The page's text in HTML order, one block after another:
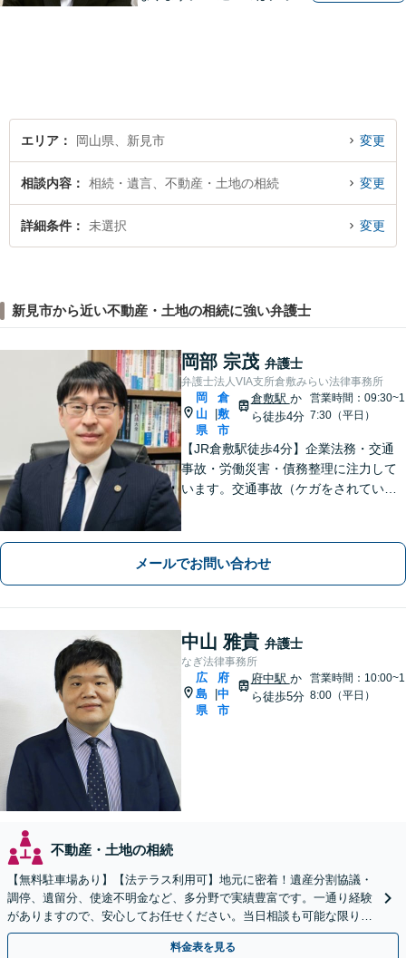
エリア
岡山県、新見市 変更
相談内容 相続・遺言、不動産・土地の相続 変更
詳細条件 未選択 変更
新見市から近い不動産・土地の相続に強い弁護士
岡部 宗茂 弁護士
弁護士法人VIA支所倉敷みらい法律事務所
岡
山
県
倉
敷
市
倉敷駅 か
ら徒歩4分
営業時間：09:30~1
7:30（平日）
【JR倉敷駅徒歩4分】企業法務・交通
事故・労働災害・債務整理に注力して
います。交通事故（ケガをされている
ご紹介がある場合の事業者相談は初回
無料です。
メールでお問い合わせ
中山 雅貴 弁護士
なぎ法律事務所
広
島
県
府
中
市
府中駅 か
ら徒歩5分
営業時間：10:00~1
8:00（平日）
不動産・土地の相続
【無料駐車場あり】【法テラス利用可】地元に密着！遺産分割協議・
調停、遺留分、使途不明金など、多分野で実績豊富です。一通り経験
がありますので、安心してお任せください。当日相談も可能な限り対
応します。悩まずお早めにご相談ください【出張相談対応】
料金表を見る